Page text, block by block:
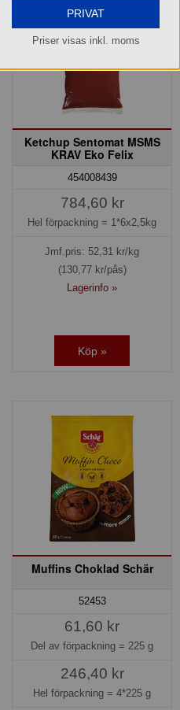
Ketchup Sentomat MSMS
KRAV Eko Felix
454008439
784,60 kr
Hel förpackning = 1*6x2,5kg
Jmf.pris: 52,31 kr/kg
(130,77 kr/pås)
Lagerinfo »
Köp »
Muffins Choklad Schär
52453
61,60 kr
Del av förpackning = 225 g
246,40 kr
Hel förpackning = 4*225 g
PRIVAT
Priser visas inkl. moms